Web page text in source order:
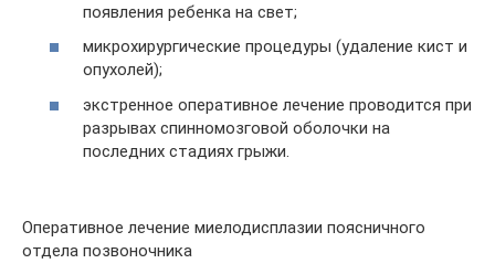
появления ребенка на свет;
микрохирургические процедуры (удаление кист и
опухолей);
экстренное оперативное лечение проводится при
разрывах спинномозговой оболочки на
последних стадиях грыжи.
Оперативное лечение миелодисплазии поясничного
отдела позвоночника